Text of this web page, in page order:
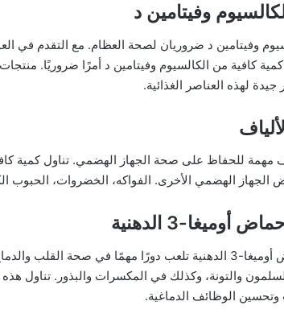
وفيتامين د ضروريان لصحة العظام. مع التقدم في
كافية من الكالسيوم وفيتامين د أمرًا ضروريًا. منتجات
لهذه العناصر الغذائية.
مهمة للحفاظ على صحة الجهاز الهضمي. تناول كمية
الجهاز الهضمي الأخرى. الفواكه، الخضروات، الحبوب
أحماض أوميغا-3 الدهنية تلعب دورًا مهمًا في صحة
والتونة، وكذلك في المكسرات والبذور. تناول
وتحسين الوظائف الدماغية.